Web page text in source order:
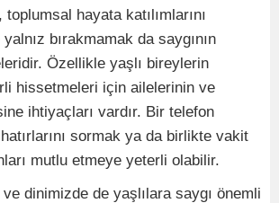
hayata katılımlarını
bırakmamak da saygının
Özellikle yaşlı bireylerin
hissetmeleri için ailelerinin ve
ihtiyaçları vardır. Bir telefon
sormak ya da birlikte vakit
mutlu etmeye yeterli olabilir.
dinimizde de yaşlılara saygı önemli